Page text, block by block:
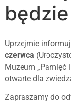
Uprzejmie
czerwca
Muzeum „Pamięć
otwarte dla
Zapraszamy do